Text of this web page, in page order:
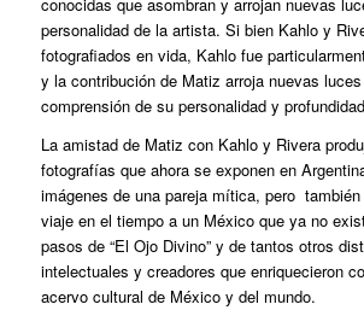
personalidad de la artista. Si bien Kahlo y
fotografiados en vida, Kahlo fue
y la contribución de Matiz arroja nuevas
comprensión de su personalidad y
La amistad de Matiz con Kahlo y Rivera
fotografías que ahora se exponen en
imágenes de una pareja mítica, pero
viaje en el tiempo a un México que ya no
pasos de “El Ojo Divino” y de tantos otros
intelectuales y creadores que enriquecieron
acervo cultural de México y del mundo.